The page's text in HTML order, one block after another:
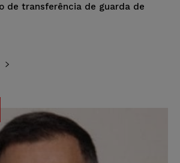
de transferência de guarda de